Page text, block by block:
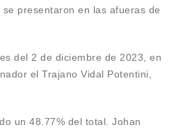
presentaron en las afueras de
del 2 de diciembre de 2023, en
el Trajano Vidal Potentini,
un 48.77% del total. Johan